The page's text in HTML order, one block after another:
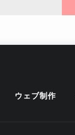
ウェブ制作